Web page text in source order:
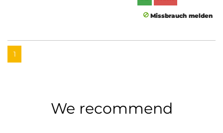
Missbrauch melden
1
We recommend